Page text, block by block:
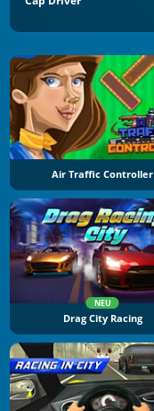
Air Traffic Controller
NEU
Drag City Racing